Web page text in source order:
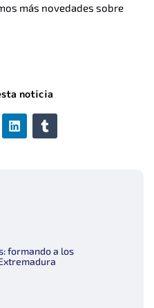
más novedades sobre
noticia
formando a los